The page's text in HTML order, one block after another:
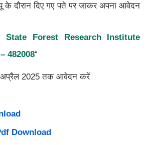
के दौरान दिए गए पते पर जाकर अपना आवेदन
State Forest Research Institute
482008“
2025 तक आवेदन करें
Download